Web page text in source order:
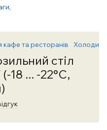
та ресторанів
стіл
18 ... -22°C,